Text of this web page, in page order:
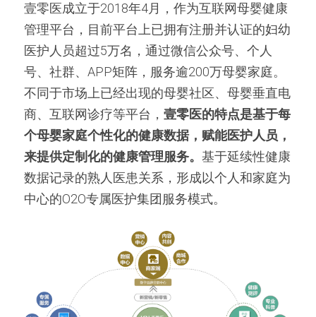
壹零医成立于2018年4月，作为互联网母婴健康
管理平台，目前平台上已拥有注册并认证的妇幼
医护人员超过5万名，通过微信公众号、个人
号、社群、APP矩阵，服务逾200万母婴家庭。
不同于市场上已经出现的母婴社区、母婴垂直电
商、互联网诊疗等平台， 壹零医的特点是基于每
个母婴家庭个性化的健康数据，赋能医护人员，
来提供定制化的健康管理服务。 基于延续性健康
数据记录的熟人医患关系，形成以个人和家庭为
中心的O2O专属医护集团服务模式。